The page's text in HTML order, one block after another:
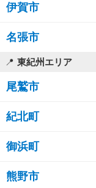
伊賀市
名張市
東紀州エリア
尾鷲市
紀北町
御浜町
熊野市